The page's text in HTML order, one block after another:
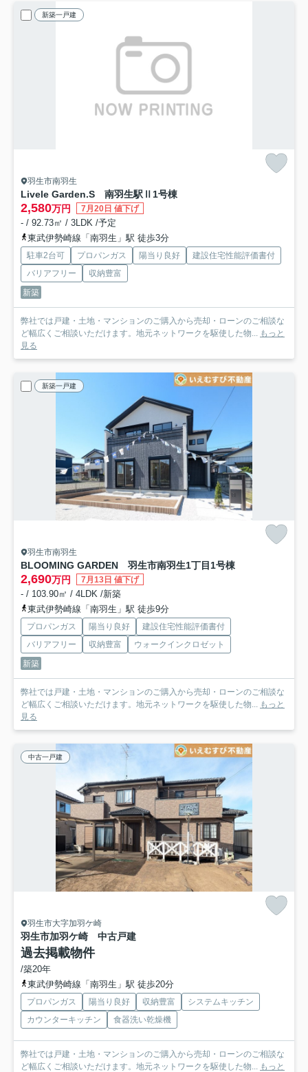
新築一戸建
羽生市南羽生
Livele Garden.S 南羽生駅Ⅱ 1号棟
2,580万円 7月20日 値下げ
- / 92.73㎡ / 3LDK /予定
東武伊勢崎線「南羽生」駅 徒歩3分
駐車2台可 プロパンガス 陽当り良好
建設住宅性能評価書付
バリアフリー
収納豊富
新築
弊社では戸建・土地・マンションのご購入から売却・ローンのご相談な
ど幅広くご相談いただけます。地元ネットワークを駆使した物... もっと
見る
新築一戸建
羽生市南羽生
BLOOMING GARDEN 羽生市南羽生1丁目 1号棟
2,690万円 7月13日 値下げ
- / 103.90㎡ / 4LDK /新築
東武伊勢崎線「南羽生」駅 徒歩9分
プロパンガス 陽当り良好
建設住宅性能評価書付
バリアフリー
収納豊富
ウォークインクロゼット
新築
弊社では戸建・土地・マンションのご購入から売却・ローンのご相談な
ど幅広くご相談いただけます。地元ネットワークを駆使した物... もっと
見る
中古一戸建
羽生市大字加羽ケ崎
羽生市加羽ケ崎 中古戸建
過去掲載物件
/築20年
東武伊勢崎線「南羽生」駅 徒歩20分
プロパンガス 陽当り良好 収納豊富
システムキッチン
カウンターキッチン
食器洗い乾燥機
弊社では戸建・土地・マンションのご購入から売却・ローンのご相談な
ど幅広くご相談いただけます。地元ネットワークを駆使した物... もっと